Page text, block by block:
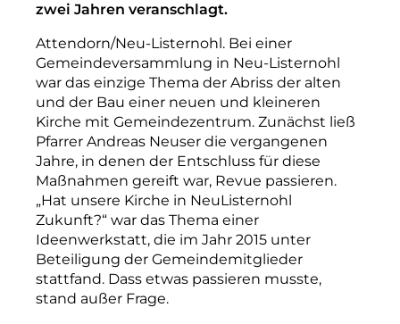
zwei Jahren veranschlagt.
Attendorn/Neu-Listernohl. Bei einer
Gemeindeversammlung in Neu-Listernohl
war das einzige Thema der Abriss der alten
und der Bau einer neuen und kleineren
Kirche mit Gemeindezentrum. Zunächst ließ
Pfarrer Andreas Neuser die vergangenen
Jahre, in denen der Entschluss für diese
Maßnahmen gereift war, Revue passieren.
„Hat unsere Kirche in Neu­Listernohl
Zukunft?“ war das Thema einer
Ideenwerkstatt, die im Jahr 2015 unter
Beteiligung der Gemeindemitglieder
stattfand. Dass etwas passieren musste,
stand außer Frage.